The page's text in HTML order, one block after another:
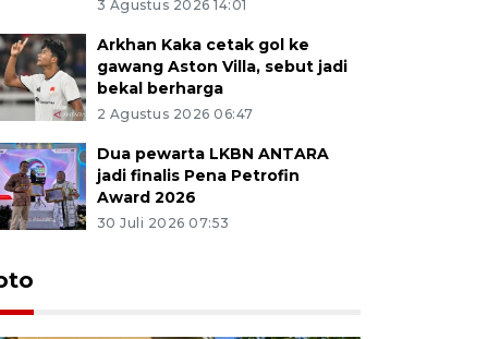
3 Agustus 2026 14:01
Arkhan Kaka cetak gol ke
gawang Aston Villa, sebut jadi
bekal berharga
2 Agustus 2026 06:47
Dua pewarta LKBN ANTARA
jadi finalis Pena Petrofin
Award 2026
30 Juli 2026 07:53